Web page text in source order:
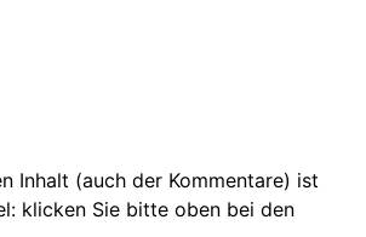
Inhalt (auch der Kommentare) ist
klicken Sie bitte oben bei den